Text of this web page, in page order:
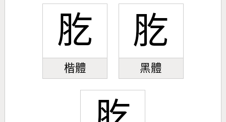
肐
楷體
肐
黑體